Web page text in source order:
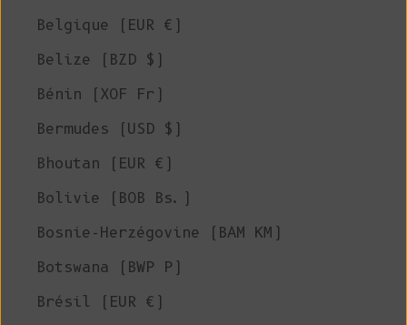
Belgique (EUR €)
Belize (BZD $)
Bénin (XOF Fr)
Bermudes (USD $)
Bhoutan (EUR €)
Bolivie (BOB Bs.)
Bosnie-Herzégovine (BAM КМ)
Botswana (BWP P)
Brésil (EUR €)